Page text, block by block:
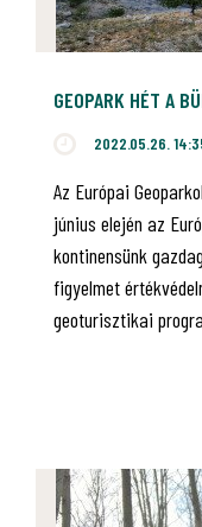
GEOPARK HÉT A
2022.05.26.
Az Európai
június elején az
kontinensünk
figyelmet
geoturisztikai